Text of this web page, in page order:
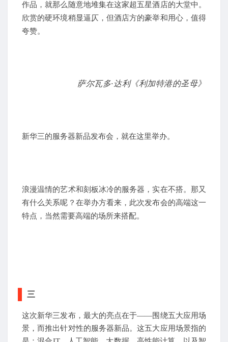
作品，就那么随意地堆集在这家超五星酒店的大堂中。
欣赏的硬环境稍显逼仄，但酒店方的豪举和用心，值得
夸赞。
萨尔瓦多·达利《利加特港的圣母》
新华三的服务器新品发布会，就在这里举办。
浪漫温情的艺术和刻板冰冷的服务器，实在不搭。那又
有什么关系呢？在举办方看来，此次发布会的高端这一
特点，当然需要高端的场所来搭配。
三
这次新华三发布，最大的亮点在于——围绕五大应用场
景，而推出针对性的服务器新品。这五大应用场景指的